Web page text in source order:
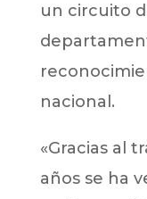
un circuito
nacional.
«Gracias al
años se ha